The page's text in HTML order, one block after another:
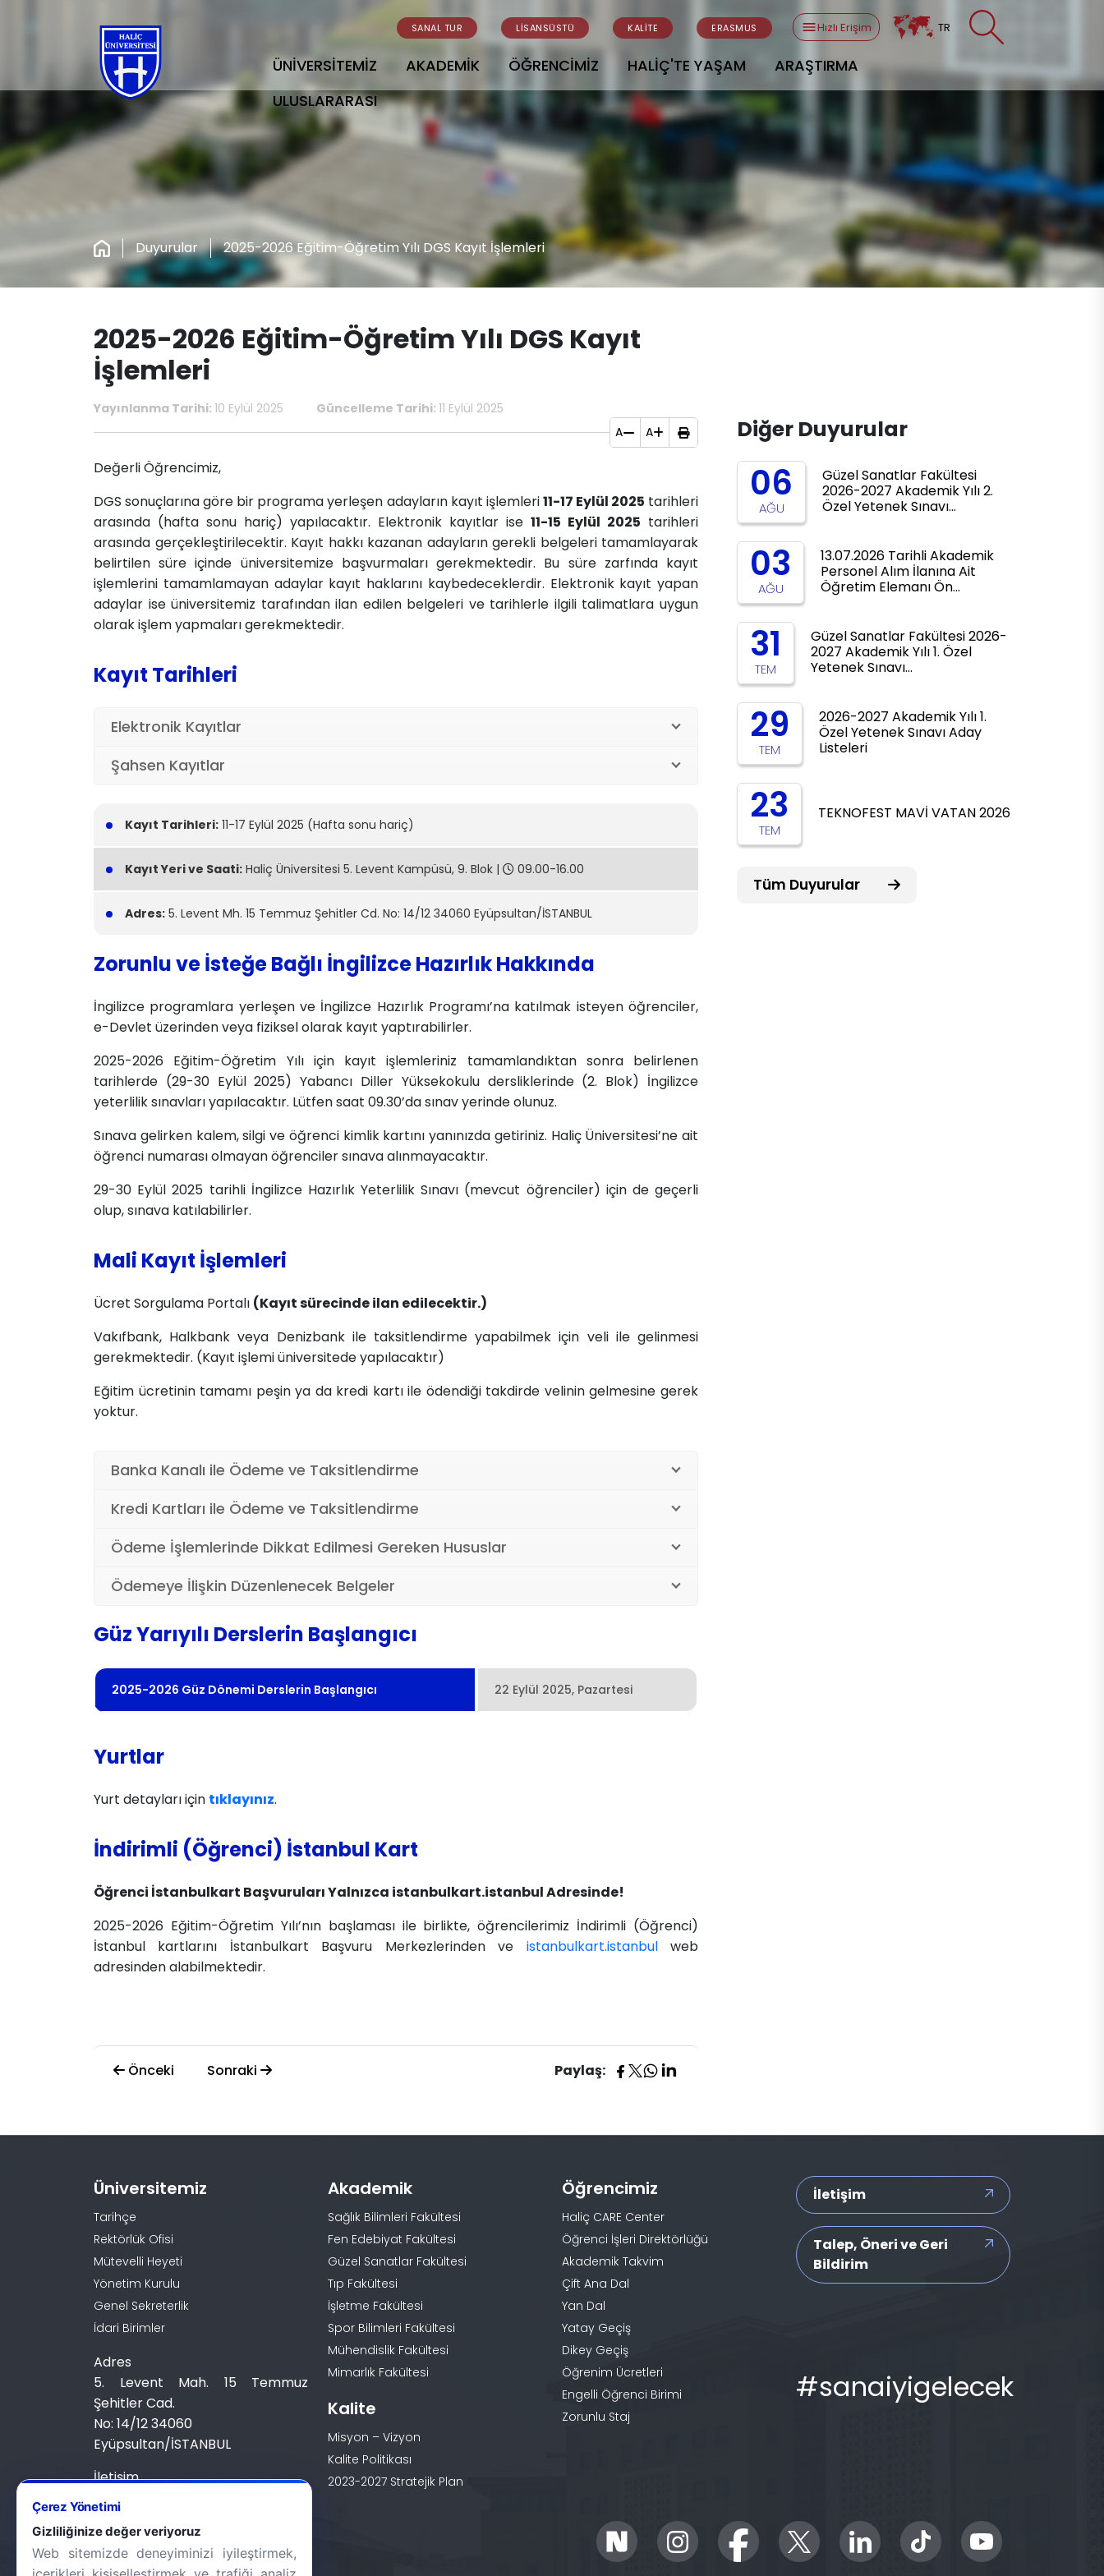
SANAL TUR LİSANSÜSTÜ KALİTE ERASMUS Hızlı Erişim TR
ÜNİVERSİTEMİZ AKADEMİK ÖĞRENCİMİZ HALİÇ'TE YAŞAM
ARAŞTIRMA
ULUSLARARASI
Duyurular 2025-2026 Eğitim-Öğretim Yılı DGS Kayıt İşlemleri
2025-2026 Eğitim-Öğretim Yılı DGS Kayıt
İşlemleri
Yayınlanma Tarihi: 10 Eylül 2025 Güncelleme Tarihi: 11 Eylül 2025
A
A
Değerli Öğrencimiz,
DGS sonuçlarına göre bir programa yerleşen adayların kayıt işlemleri11-17 Eylül 2025 tarihleri
arasında (hafta sonu hariç) yapılacaktır. Elektronik kayıtlar ise 11-15 Eylül 2025 tarihleri
arasında gerçekleştirilecektir. Kayıt hakkı kazanan adayların gerekli belgeleri tamamlayarak
belirtilen süre içinde üniversitemize başvurmaları gerekmektedir. Bu süre zarfında kayıt
işlemlerini tamamlamayan adaylar kayıt haklarını kaybedeceklerdir. Elektronik kayıt yapan
adaylar ise üniversitemiz tarafından ilan edilen belgeleri ve tarihlerle ilgili talimatlara uygun
olarak işlem yapmaları gerekmektedir.
Kayıt Tarihleri
Elektronik Kayıtlar
Şahsen Kayıtlar
Kayıt Tarihleri: 11-17 Eylül 2025 (Hafta sonu hariç)
Kayıt Yeri ve Saati: Haliç Üniversitesi 5. Levent Kampüsü, 9. Blok | 09.00-16.00
Adres: 5. Levent Mh. 15 Temmuz Şehitler Cd. No: 14/12 34060 Eyüpsultan/İSTANBUL
Zorunlu ve İsteğe Bağlı İngilizce Hazırlık Hakkında
İngilizce programlara yerleşen ve İngilizce Hazırlık Programı’na katılmak isteyen öğrenciler,
e-Devlet üzerinden veya fiziksel olarak kayıt yaptırabilirler.
2025-2026 Eğitim-Öğretim Yılı için kayıt işlemleriniz tamamlandıktan sonra belirlenen
tarihlerde (29-30 Eylül 2025) Yabancı Diller Yüksekokulu dersliklerinde (2. Blok) İngilizce
yeterlilik sınavları yapılacaktır. Lütfen saat 09.30’da sınav yerinde olunuz.
Sınava gelirken kalem, silgi ve öğrenci kimlik kartını yanınızda getiriniz. Haliç Üniversitesi’ne ait
öğrenci numarası olmayan öğrenciler sınava alınmayacaktır.
29-30 Eylül 2025 tarihli İngilizce Hazırlık Yeterlilik Sınavı (mevcut öğrenciler) için de geçerli
olup, sınava katılabilirler.
Mali Kayıt İşlemleri
Ücret Sorgulama Portalı (Kayıt sürecinde ilan edilecektir.)
Vakıfbank, Halkbank veya Denizbank ile taksitlendirme yapabilmek için veli ile gelinmesi
gerekmektedir. (Kayıt işlemi üniversitede yapılacaktır)
Eğitim ücretinin tamamı peşin ya da kredi kartı ile ödendiği takdirde velinin gelmesine gerek
yoktur.
Banka Kanalı ile Ödeme ve Taksitlendirme
Kredi Kartları ile Ödeme ve Taksitlendirme
Ödeme İşlemlerinde Dikkat Edilmesi Gereken Hususlar
Ödemeye İlişkin Düzenlenecek Belgeler
Güz Yarıyılı Derslerin Başlangıcı
2025-2026 Güz Dönemi Derslerin Başlangıcı 22 Eylül 2025, Pazartesi
Yurtlar
Yurt detayları için tıklayınız.
İndirimli (Öğrenci) İstanbul Kart
Öğrenci İstanbulkart Başvuruları Yalnızca istanbulkart.istanbul Adresinde!
2025-2026 Eğitim-Öğretim Yılı’nın başlaması ile birlikte, öğrencilerimiz İndirimli (Öğrenci)
İstanbul kartlarını İstanbulkart Başvuru Merkezlerinden ve istanbulkart.istanbulweb
adresinden alabilmektedir.
Önceki Sonraki Paylaş:
Diğer Duyurular
06
AĞU
Güzel Sanatlar Fakültesi
2026-2027 Akademik Yılı 2.
Özel Yetenek Sınavı…
03
AĞU
13.07.2026 Tarihli Akademik
Personel Alım İlanına Ait
Öğretim Elemanı Ön…
31
TEM
Güzel Sanatlar Fakültesi 2026-
2027 Akademik Yılı 1. Özel
Yetenek Sınavı…
29
TEM
2026-2027 Akademik Yılı 1.
Özel Yetenek Sınavı Aday
Listeleri
23
TEM
TEKNOFEST MAVİ VATAN 2026
Tüm Duyurular
Üniversitemiz
Tarihçe
Rektörlük Ofisi
Mütevelli Heyeti
Yönetim Kurulu
Genel Sekreterlik
İdari Birimler
Adres
5. Levent Mah. 15 Temmuz
Şehitler Cad.
No: 14/12 34060
Eyüpsultan/İSTANBUL
İletişim
0 (212) 924 24 44
Akademik
Sağlık Bilimleri Fakültesi
Fen Edebiyat Fakültesi
Güzel Sanatlar Fakültesi
Tıp Fakültesi
İşletme Fakültesi
Spor Bilimleri Fakültesi
Mühendislik Fakültesi
Mimarlık Fakültesi
Kalite
Misyon – Vizyon
Kalite Politikası
2023-2027 Stratejik Plan
Öğrencimiz
Haliç CARE Center
Öğrenci İşleri Direktörlüğü
Akademik Takvim
Çift Ana Dal
Yan Dal
Yatay Geçiş
Dikey Geçiş
Öğrenim Ücretleri
Engelli Öğrenci Birimi
Zorunlu Staj
İletişim
Talep, Öneri ve Geri
Bildirim
#sanaiyigelecek
Çerez Yönetimi
Gizliliğinize değer veriyoruz
Web sitemizde deneyiminizi iyileştirmek,